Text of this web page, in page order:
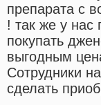
препарата с
! так же у
покупать
выгодным
Cотрудники
сделать